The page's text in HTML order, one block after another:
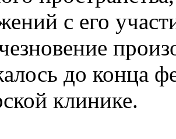
с его
до конца
клинике.